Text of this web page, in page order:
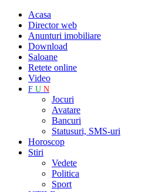
Acasa
Director web
Anunturi imobiliare
Download
Saloane
Retete online
Video
F U N
Jocuri
Avatare
Bancuri
Statusuri, SMS-uri
Horoscop
Stiri
Vedete
Politica
Sport